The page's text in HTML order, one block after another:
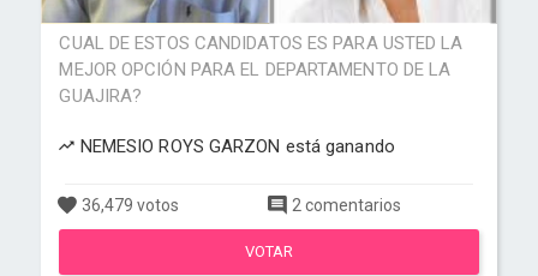
CUAL DE ESTOS CANDIDATOS ES PARA USTED LA
MEJOR OPCIÓN PARA EL DEPARTAMENTO DE LA
GUAJIRA?
NEMESIO ROYS GARZON está ganando
36,479 votos 2 comentarios
VOTAR